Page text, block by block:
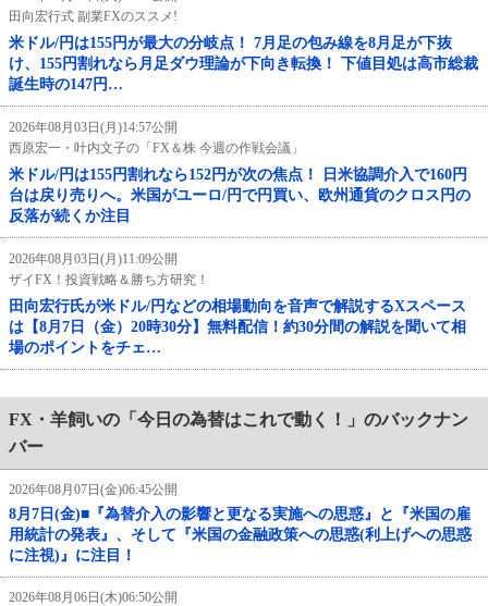
田向宏行式 副業FXのススメ!
米ドル/円は155円が最大の分岐点！ 7月足の包み線を8月足が下抜
け、155円割れなら月足ダウ理論が下向き転換！ 下値目処は高市総裁
誕生時の147円…
2026年08月03日(月)14:57公開
西原宏一・叶内文子の「FX＆株 今週の作戦会議」
米ドル/円は155円割れなら152円が次の焦点！ 日米協調介入で160円
台は戻り売りへ。米国がユーロ/円で円買い、欧州通貨のクロス円の
反落が続くか注目
2026年08月03日(月)11:09公開
ザイFX！投資戦略＆勝ち方研究！
田向宏行氏が米ドル/円などの相場動向を音声で解説するXスペース
は【8月7日（金）20時30分】無料配信！約30分間の解説を聞いて相
場のポイントをチェ…
FX・羊飼いの「今日の為替はこれで動く！」のバックナン
バー
2026年08月07日(金)06:45公開
8月7日(金)■『為替介入の影響と更なる実施への思惑』と『米国の雇
用統計の発表』、そして『米国の金融政策への思惑(利上げへの思惑
に注視)』に注目！
2026年08月06日(木)06:50公開